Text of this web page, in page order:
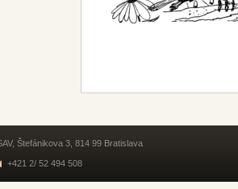
Štefánikova 3, 814 99 Bratislava
+421 2/ 52 494 508